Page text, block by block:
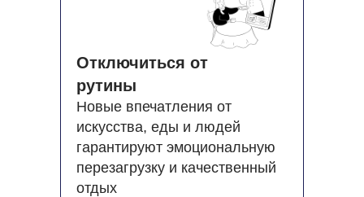
Новые впечатления от
искусства, еды и людей
гарантируют эмоциональную
перезагрузку и качественный
отдых
Отключиться от
рутины